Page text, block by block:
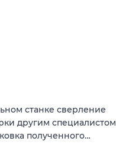
станке сверление
другим специалистом
полученного…